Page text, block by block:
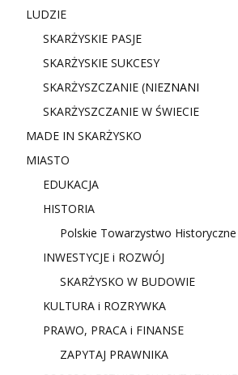
LUDZIE
SKARŻYSKIE PASJE
SKARŻYSKIE SUKCESY
SKARŻYSZCZANIE (NIEZNANI
SKARŻYSZCZANIE W ŚWIECIE
MADE IN SKARŻYSKO
MIASTO
EDUKACJA
HISTORIA
Polskie Towarzystwo Historyczne
INWESTYCJE i ROZWÓJ
SKARŻYSKO W BUDOWIE
KULTURA i ROZRYWKA
PRAWO, PRACA i FINANSE
ZAPYTAJ PRAWNIKA